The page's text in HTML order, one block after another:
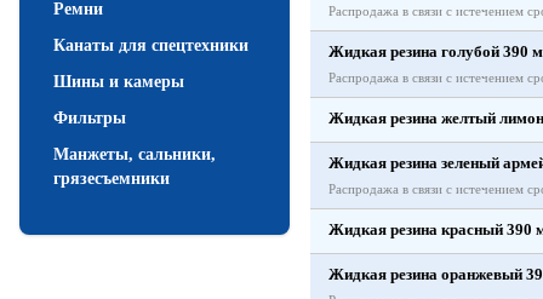
Распродажа в связи с истечением
Жидкая резина голубой 390
Распродажа в связи с истечением
Жидкая резина желтый
Жидкая резина зеленый
Распродажа в связи с истечением
Жидкая резина красный 390
Жидкая резина оранжевый
Ремни
Канаты для спецтехники
Шины и камеры
Фильтры
Манжеты, сальники,
грязесъемники